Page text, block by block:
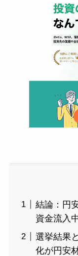
結論：円
資金流入
選挙結果
化が円安